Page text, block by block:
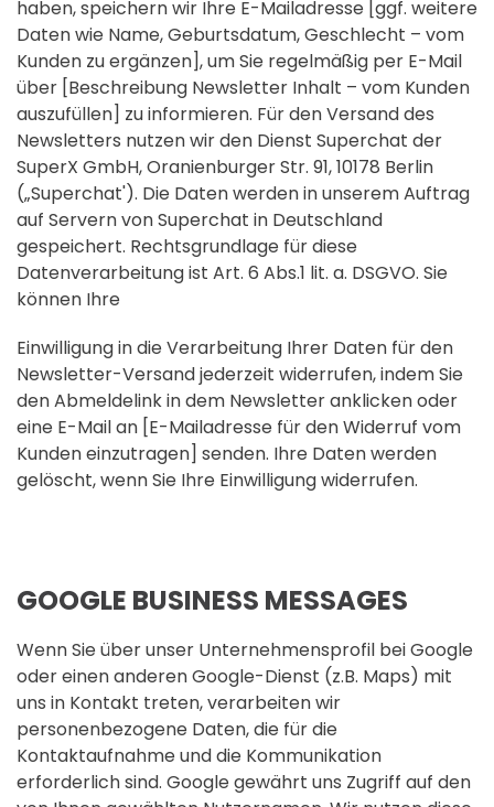
haben, speichern wir Ihre E-Mailadresse [ggf. weitere
Daten wie Name, Geburtsdatum, Geschlecht – vom
Kunden zu ergänzen], um Sie regelmäßig per E-Mail
über [Beschreibung Newsletter Inhalt – vom Kunden
auszufüllen] zu informieren. Für den Versand des
Newsletters nutzen wir den Dienst Superchat der
SuperX GmbH, Oranienburger Str. 91, 10178 Berlin
(„Superchat'). Die Daten werden in unserem Auftrag
auf Servern von Superchat in Deutschland
gespeichert. Rechtsgrundlage für diese
Datenverarbeitung ist Art. 6 Abs.1 lit. a. DSGVO. Sie
können Ihre
Einwilligung in die Verarbeitung Ihrer Daten für den
Newsletter-Versand jederzeit widerrufen, indem Sie
den Abmeldelink in dem Newsletter anklicken oder
eine E-Mail an [E-Mailadresse für den Widerruf vom
Kunden einzutragen] senden. Ihre Daten werden
gelöscht, wenn Sie Ihre Einwilligung widerrufen.
GOOGLE BUSINESS MESSAGES
Wenn Sie über unser Unternehmensprofil bei Google
oder einen anderen Google-Dienst (z.B. Maps) mit
uns in Kontakt treten, verarbeiten wir
personenbezogene Daten, die für die
Kontaktaufnahme und die Kommunikation
erforderlich sind. Google gewährt uns Zugriff auf den